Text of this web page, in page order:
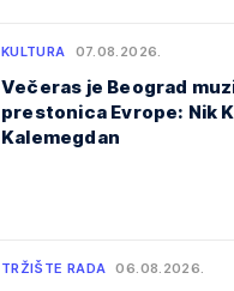
KULTURA 07.08.2026.
Večeras je Beograd
prestonica Evrope: Nik
Kalemegdan
TRŽIŠTE RADA 06.08.2026.